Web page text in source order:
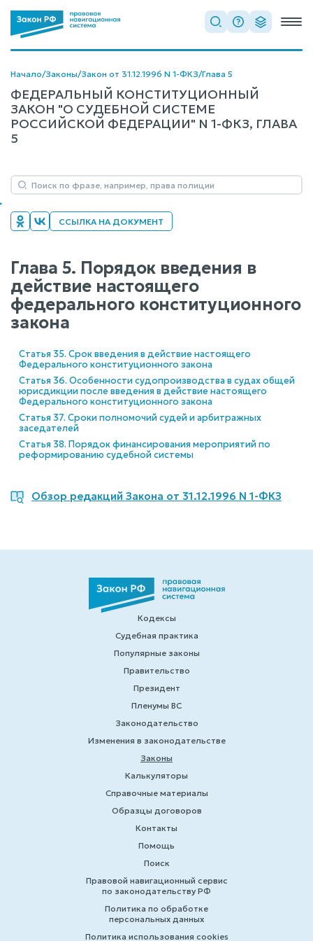
Начало/Законы/Закон от 31.12.1996 N 1-ФКЗ/Глава 5
ФЕДЕРАЛЬНЫЙ КОНСТИТУЦИОННЫЙ
ЗАКОН "О СУДЕБНОЙ СИСТЕМЕ
РОССИЙСКОЙ ФЕДЕРАЦИИ" N 1-ФКЗ, ГЛАВА
5
ССЫЛКА НА ДОКУМЕНТ
Глава 5. Порядок введения в
действие настоящего
федерального конституционного
закона
Статья 35. Срок введения в действие настоящего
Федерального конституционного закона
Статья 36. Особенности судопроизводства в судах общей
юрисдикции после введения в действие настоящего
Федерального конституционного закона
Статья 37. Сроки полномочий судей и арбитражных
заседателей
Статья 38. Порядок финансирования мероприятий по
реформированию судебной системы
Обзор редакций Закона от 31.12.1996 N 1-ФКЗ
Кодексы
Судебная практика
Популярные законы
Правительство
Президент
Пленумы ВС
Законодательство
Изменения в законодательстве
Законы
Калькуляторы
Справочные материалы
Образцы договоров
Контакты
Помощь
Поиск
Правовой навигационный сервис
по законодательству РФ
Политика по обработке
персональных данных
Политика использования cookies